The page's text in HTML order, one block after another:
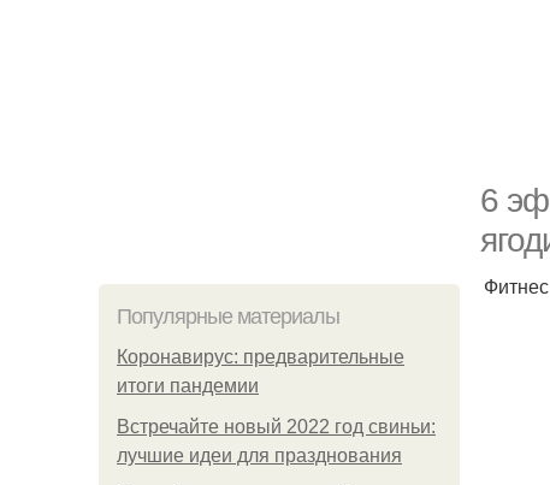
6
Популярные материалы
Коронавирус: предварительные
итоги пандемии
Встречайте новый 2022 год свиньи:
лучшие идеи для празднования